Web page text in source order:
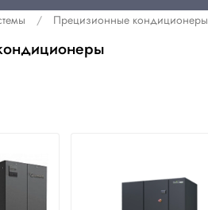
Прецизионные кондиционеры